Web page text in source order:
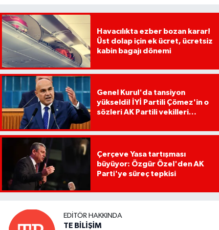
Havacılıkta ezber bozan karar!
Üst dolap için ek ücret, ücretsiz
kabin bagajı dönemi
Genel Kurul'da tansiyon
yükseldi! İYİ Partili Çömez'in o
sözleri AK Partili vekilleri
Çerçeve Yasa tartışması
büyüyor: Özgür Özel'den AK
Parti'ye süreç tepkisi
EDITÖR HAKKINDA
TE BİLİŞİM